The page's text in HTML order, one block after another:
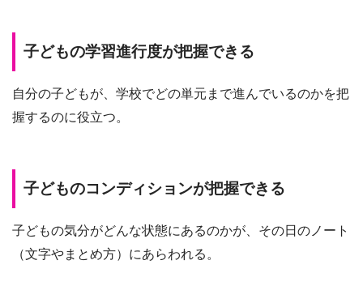
子どもの学習進行度が把握できる
自分の子どもが、学校でどの単元まで進んでいるのかを把
握するのに役立つ。
子どものコンディションが把握できる
子どもの気分がどんな状態にあるのかが、その日のノート
（文字やまとめ方）にあらわれる。